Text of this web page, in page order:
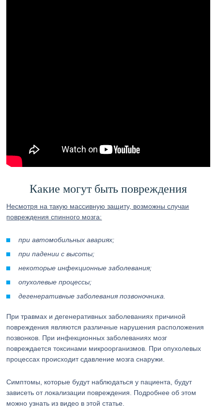
Какие могут быть повреждения
Несмотря на такую массивную защиту, возможны случаи
повреждения спинного мозга:
при автомобильных авариях;
при падении с высоты;
некоторые инфекционные заболевания;
опухолевые процессы;
дегенеративные заболевания позвоночника.
При травмах и дегенеративных заболеваниях причиной
повреждения являются различные нарушения расположения
позвонков. При инфекционных заболеваниях мозг
повреждается токсинами микроорганизмов. При опухолевых
процессах происходит сдавление мозга снаружи.
Симптомы, которые будут наблюдаться у пациента, будут
зависеть от локализации повреждения. Подробнее об этом
можно узнать из видео в этой статье.